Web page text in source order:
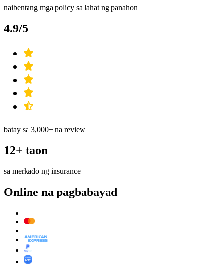
naibentang mga policy sa lahat ng panahon
4.9/5
batay sa 3,000+ na review
12+ taon
sa merkado ng insurance
Online na pagbabayad